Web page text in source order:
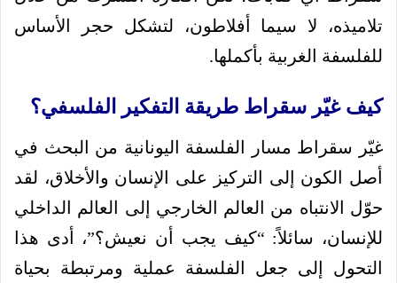
تلاميذه، لا سيما أفلاطون، لتشكل حجر الأساس
للفلسفة الغربية بأكملها.
كيف غيّر سقراط طريقة التفكير الفلسفي؟
غيّر سقراط مسار الفلسفة اليونانية من البحث في
أصل الكون إلى التركيز على الإنسان والأخلاق، لقد
حوّل الانتباه من العالم الخارجي إلى العالم الداخلي
للإنسان، سائلاً: “كيف يجب أن نعيش؟”، أدى هذا
التحول إلى جعل الفلسفة عملية ومرتبطة بحياة